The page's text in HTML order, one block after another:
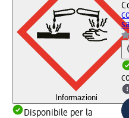
Informazioni
Disponibile per la